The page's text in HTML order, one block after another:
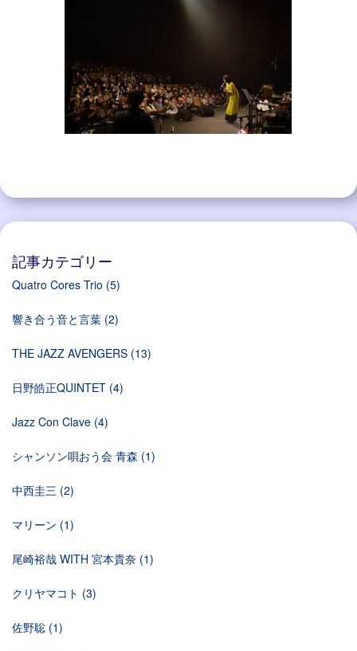
記事カテゴリー
Quatro Cores Trio (5)
響き合う音と言葉 (2)
THE JAZZ AVENGERS (13)
日野皓正QUINTET (4)
Jazz Con Clave (4)
シャンソン唄おう会 青森 (1)
中西圭三 (2)
マリーン (1)
尾崎裕哉 WITH 宮本貴奈 (1)
クリヤマコト (3)
佐野聡 (1)